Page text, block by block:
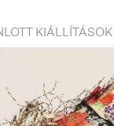
KIÁLLÍTÁSOK